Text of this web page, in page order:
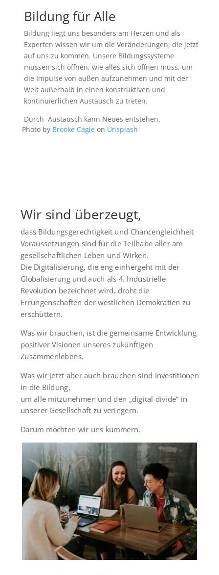
Bildung für Alle
Bildung liegt uns besonders am Herzen und als
Experten wissen wir um die Veränderungen, die jetzt
auf uns zu kommen. Unsere Bildungssysteme
müssen sich öffnen, wie alles sich öffnen muss, um
die Impulse von außen aufzunehmen und mit der
Welt außerhalb in einen konstruktiven und
kontinuierlichen Austausch zu treten.
Durch Austausch kann Neues entstehen.
Photo by Brooke Cagleon Unsplash
Wir sind überzeugt,
dass Bildungsgerechtigkeit und Chancengleichheit
Voraussetzungen sind für die Teilhabe aller am
gesellschaftlichen Leben und Wirken.
Die Digitalisierung, die eng einhergeht mit der
Globalisierung und auch als 4. Industrielle
Revolution bezeichnet wird, droht die
Errungenschaften der westlichen Demokratien zu
erschüttern.
Was wir brauchen, ist die gemeinsame Entwicklung
positiver Visionen unseres zukünftigen
Zusammenlebens.
Was wir jetzt aber auch brauchen sind Investitionen
in die Bildung,
um alle mitzunehmen und den „digital divide“ in
unserer Gesellschaft zu veringern.
Darum möchten wir uns kümmern.